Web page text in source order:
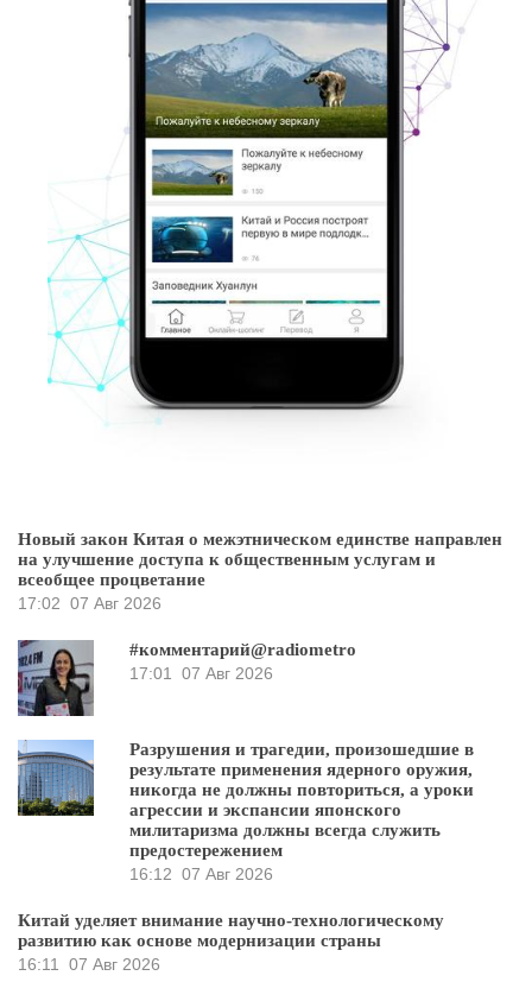
Новый закон Китая о межэтническом единстве направлен
на улучшение доступа к общественным услугам и
всеобщее процветание
17:02 07 Авг 2026
#комментарий@radiometro
17:01
07 Авг 2026
Разрушения и трагедии, произошедшие в
результате применения ядерного оружия,
никогда не должны повториться, а уроки
агрессии и экспансии японского
милитаризма должны всегда служить
предостережением
16:12 07 Авг 2026
Китай уделяет внимание научно-технологическому
развитию как основе модернизации страны
16:11
07 Авг 2026